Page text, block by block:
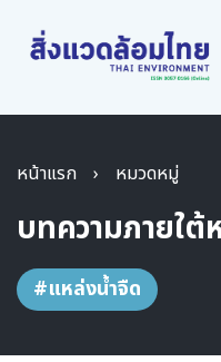
หน้าแรก › หมวดหมู่
บทความภายใต้
#แหล่งน้ำจืด